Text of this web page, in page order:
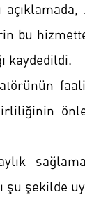
bu
kaydedildi.
şekilde